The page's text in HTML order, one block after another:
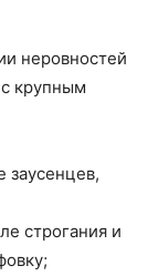
неровностей
крупным
заусенцев,
строгания и